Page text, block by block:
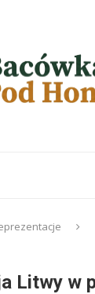
Litwy w